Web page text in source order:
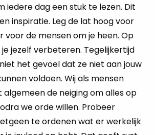
iedere dag een stuk te lezen. Dit
inspiratie. Leg de lat hoog voor
voor de mensen om je heen. Op
jezelf verbeteren. Tegelijkertijd
het gevoel dat ze niet aan jouw
voldoen. Wij als mensen
de neiging om alles op
we orde willen. Probeer
te ordenen wat er werkelijk